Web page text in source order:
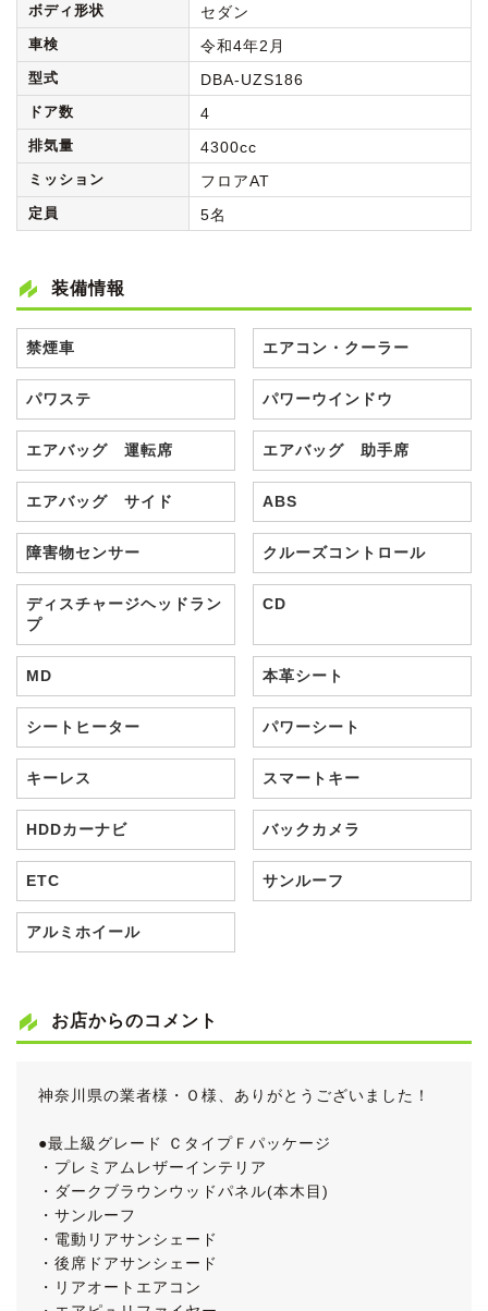
ボディ形状 セダン
車検 令和4年2月
型式 DBA-UZS186
ドア数 4
排気量 4300cc
ミッション フロアAT
定員 5名
装備情報
禁煙車 エアコン・クーラー
パワステ パワーウインドウ
エアバッグ 運転席 エアバッグ 助手席
エアバッグ サイド ABS
障害物センサー クルーズコントロール
ディスチャージヘッドラン
プ
CD
MD 本革シート
シートヒーター パワーシート
キーレス スマートキー
HDDカーナビ バックカメラ
ETC サンルーフ
アルミホイール
お店からのコメント
神奈川県の業者様・Ｏ様、ありがとうございました！
●最上級グレード ＣタイプＦパッケージ
・プレミアムレザーインテリア
・ダークブラウンウッドパネル(本木目)
・サンルーフ
・電動リアサンシェード
・後席ドアサンシェード
・リアオートエアコン